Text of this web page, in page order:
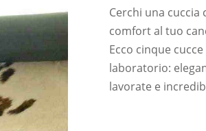
Cerchi una cuccia
comfort al tuo
Ecco cinque
laboratorio:
lavorate e